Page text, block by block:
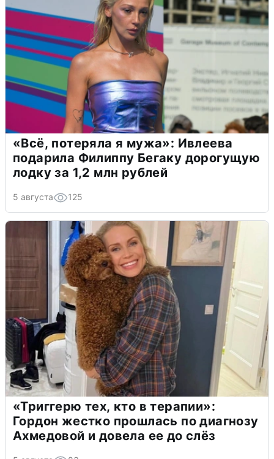
«Всё, потеряла я мужа»: Ивлеева
подарила Филиппу Бегаку дорогущую
лодку за 1,2 млн рублей
5 августа 125
«Триггерю тех, кто в терапии»:
Гордон жестко прошлась по диагнозу
Ахмедовой и довела ее до слёз